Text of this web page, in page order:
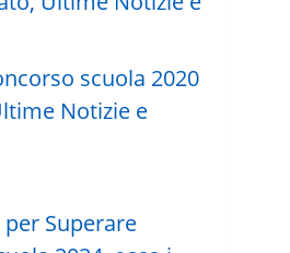
scuola 2020
Notizie e